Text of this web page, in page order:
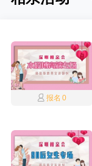
报名 0